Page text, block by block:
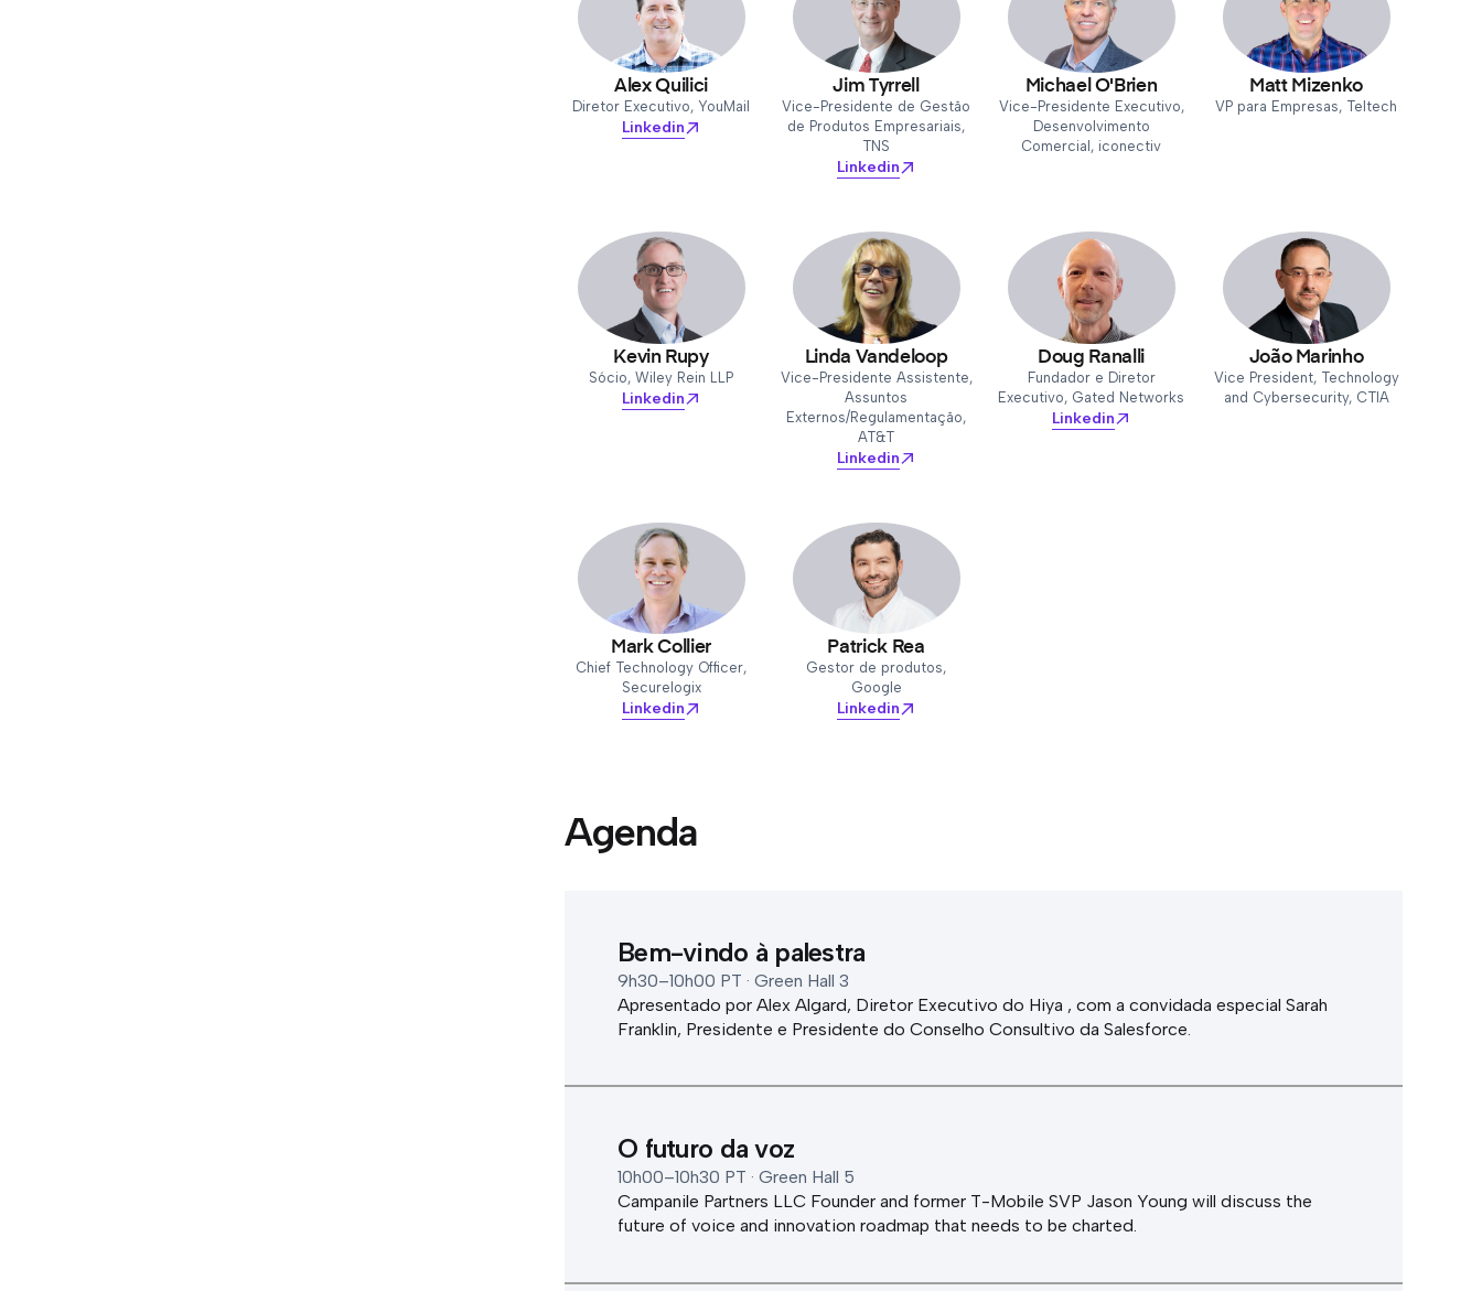
Alex Quilici
Diretor Executivo, YouMail
Linkedin
Jim Tyrrell
Vice-Presidente de Gestão
de Produtos Empresariais,
TNS
Linkedin
Michael O'Brien
Vice-Presidente Executivo,
Desenvolvimento
Comercial, iconectiv
Matt Mizenko
VP para Empresas, Teltech
Kevin Rupy
Sócio, Wiley Rein LLP
Linkedin
Linda Vandeloop
Vice-Presidente Assistente,
Assuntos
Externos/Regulamentação,
AT&T
Linkedin
Doug Ranalli
Fundador e Diretor
Executivo, Gated Networks
Linkedin
João Marinho
Vice President, Technology
and Cybersecurity, CTIA
Mark Collier
Chief Technology Officer,
Securelogix
Linkedin
Patrick Rea
Gestor de produtos,
Google
Linkedin
Agenda
Bem-vindo à palestra
9h30–10h00 PT · Green Hall 3
Apresentado por Alex Algard, Diretor Executivo do Hiya , com a convidada especial Sarah
Franklin, Presidente e Presidente do Conselho Consultivo da Salesforce.
O futuro da voz
10h00–10h30 PT · Green Hall 5
Campanile Partners LLC Founder and former T-Mobile SVP Jason Young will discuss the
future of voice and innovation roadmap that needs to be charted.